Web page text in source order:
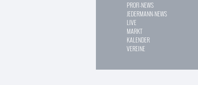
PROFI-NEWS
JEDERMANN-NEWS
LIVE
MARKT
KALENDER
VEREINE